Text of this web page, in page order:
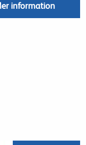
information